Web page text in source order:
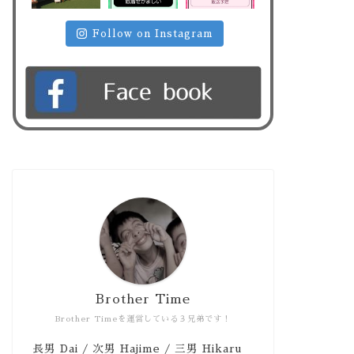
Follow on Instagram
Brother Timeを運営している３兄弟です！
Brother Time
長男 Dai / 次男 Hajime / 三男 Hikaru